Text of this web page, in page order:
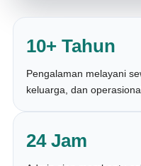
10+ Tahun
Pengalaman melayani
keluarga, dan
24 Jam